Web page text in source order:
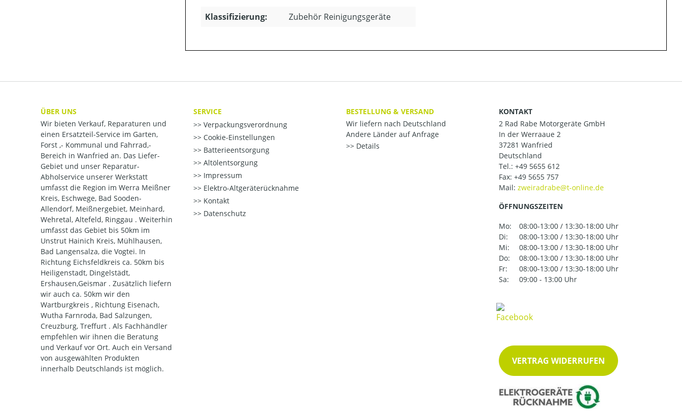
Klassifizierung: Zubehör Reinigungsgeräte
ÜBER UNS
Wir bieten Verkauf, Reparaturen und
einen Ersatzteil-Service im Garten,
Forst ,- Kommunal und Fahrrad,-
Bereich in Wanfried an. Das Liefer-
Gebiet und unser Reparatur-
Abholservice unserer Werkstatt
umfasst die Region im Werra Meißner
Kreis, Eschwege, Bad Sooden-
Allendorf, Meißnergebiet, Meinhard,
Wehretal, Altefeld, Ringgau . Weiterhin
umfasst das Gebiet bis 50km im
Unstrut Hainich Kreis, Mühlhausen,
Bad Langensalza, die Vogtei. In
Richtung Eichsfeldkreis ca. 50km bis
Heiligenstadt, Dingelstädt,
Ershausen,Geismar . Zusätzlich liefern
wir auch ca. 50km wir den
Wartburgkreis , Richtung Eisenach,
Wutha Farnroda, Bad Salzungen,
Creuzburg, Treffurt . Als Fachhändler
empfehlen wir ihnen die Beratung
und Verkauf vor Ort. Auch ein Versand
von ausgewählten Produkten
innerhalb Deutschlands ist möglich.
SERVICE
Verpackungsverordnung
Cookie-Einstellungen
Batterieentsorgung
Altölentsorgung
Impressum
Elektro-Altgeräterücknahme
Kontakt
Datenschutz
BESTELLUNG & VERSAND
Wir liefern nach Deutschland
Andere Länder auf Anfrage
Details
KONTAKT
2 Rad Rabe Motorgeräte GmbH
In der Werraaue 2
37281 Wanfried
Deutschland
Tel.: +49 5655 612
Fax: +49 5655 757
Mail:
ÖFFNUNGSZEITEN
Mo:
08:00-13:00 / 13:30-18:00 Uhr
Di:
08:00-13:00 / 13:30-18:00 Uhr
Mi:
08:00-13:00 / 13:30-18:00 Uhr
Do:
08:00-13:00 / 13:30-18:00 Uhr
Fr:
08:00-13:00 / 13:30-18:00 Uhr
Sa:
09:00 - 13:00 Uhr
VERTRAG WIDERRUFEN